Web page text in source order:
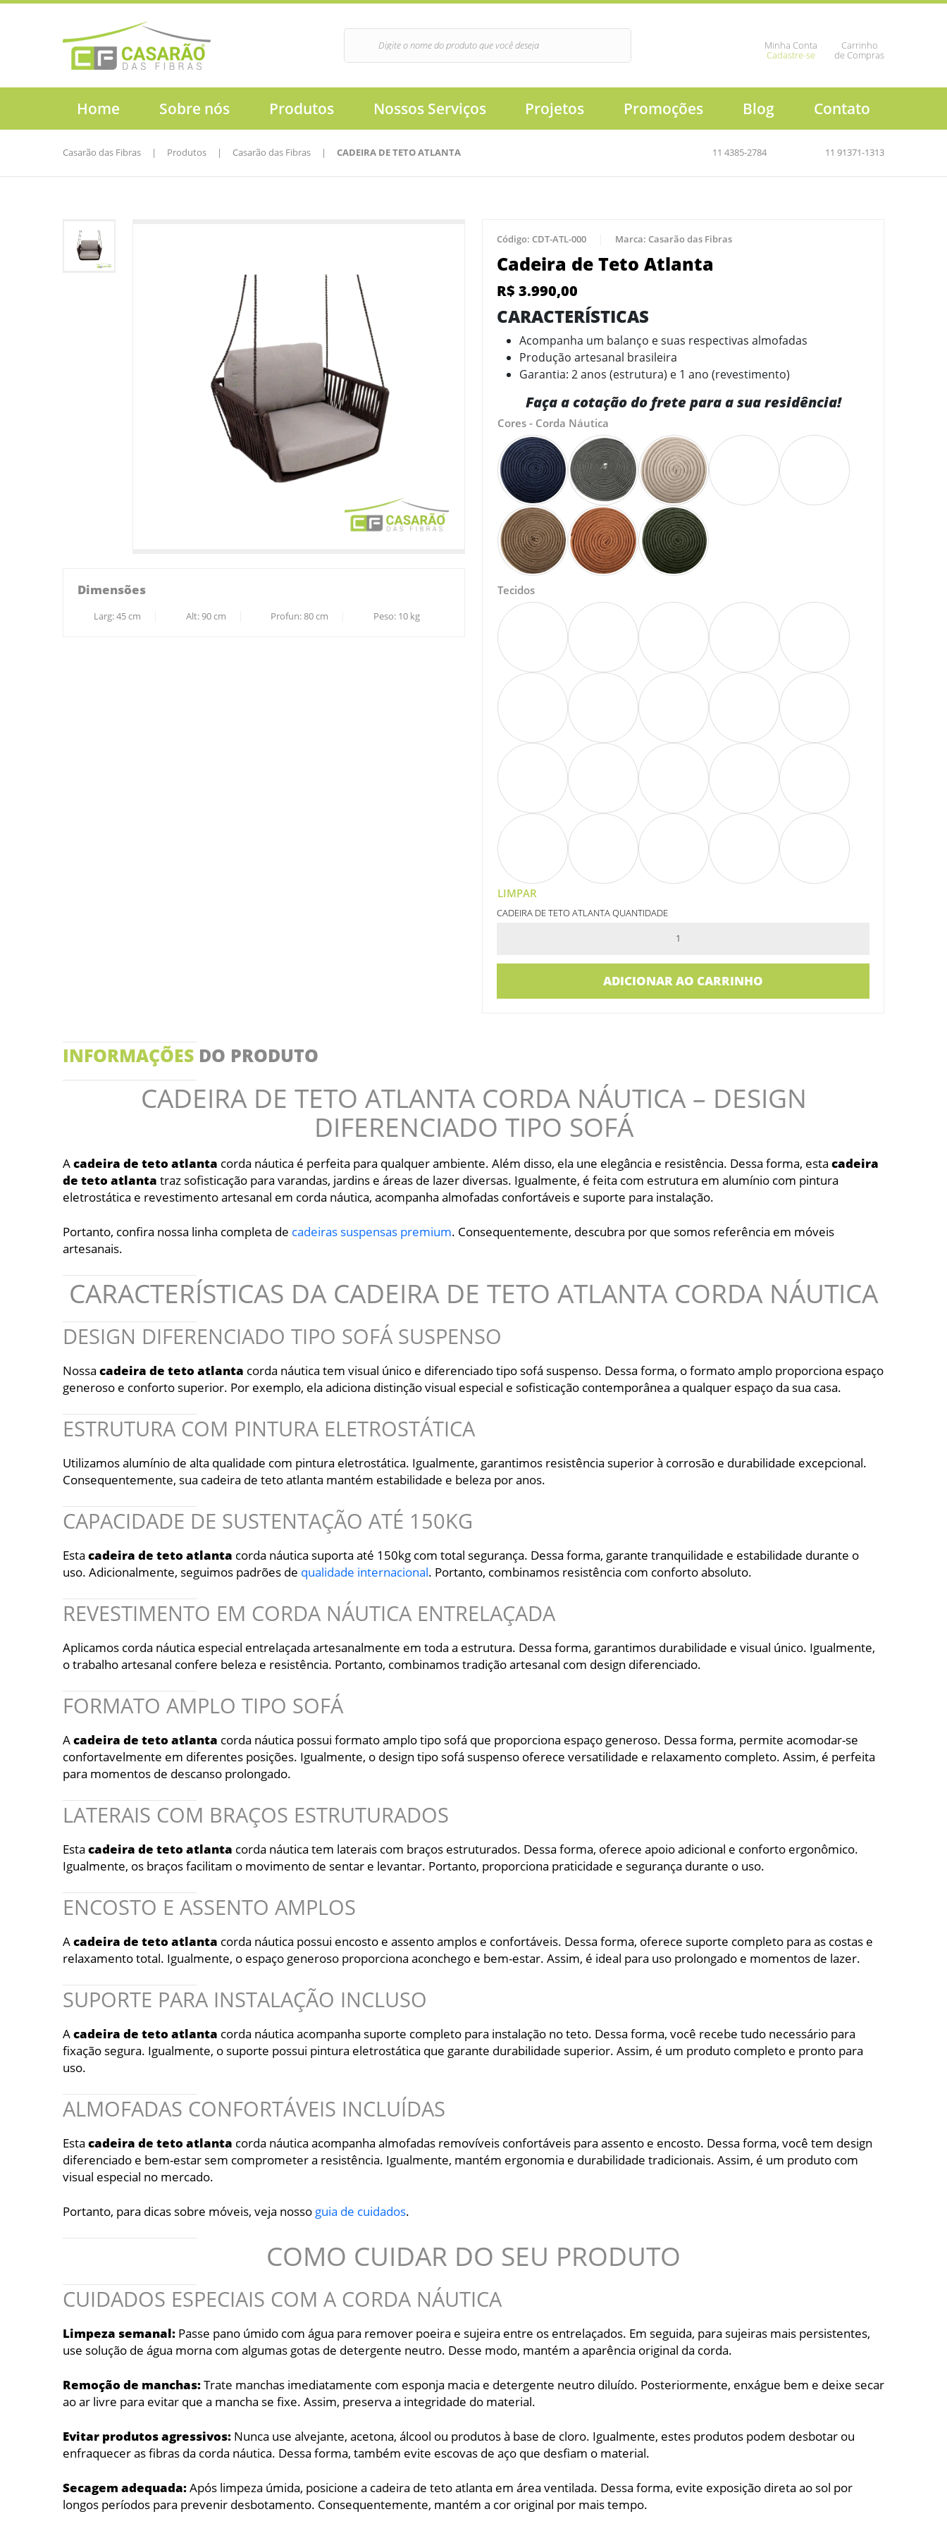
Minha Conta
Cadastre-se
Carrinho
de Compras
Home Sobre nós Produtos Nossos Serviços Projetos Promoções Blog Contato
Casarão das Fibras | Produtos | Casarão das Fibras | CADEIRA DE TETO ATLANTA 11 4385-2784 11 91371-1313
Dimensões
Larg:45cm Alt:90cm Profun:80cm Peso: 10 kg
Código: CDT-ATL-000 Marca: Casarão das Fibras
Cadeira de Teto Atlanta
R$ 3.990,00
CARACTERÍSTICAS
Acompanha um balanço e suas respectivas almofadas
Produção artesanal brasileira
Garantia: 2 anos (estrutura) e 1 ano (revestimento)
Faça a cotação do frete para a sua residência!
Cores - Corda Náutica
Tecidos
LIMPAR
CADEIRA DE TETO ATLANTA QUANTIDADE
ADICIONAR AO CARRINHO
INFORMAÇÕES DO PRODUTO
CADEIRA DE TETO ATLANTA CORDA NÁUTICA – DESIGN
DIFERENCIADO TIPO SOFÁ
Acadeira de teto atlanta corda náutica é perfeita para qualquer ambiente. Além disso, ela une elegância e resistência. Dessa forma, esta cadeira
de teto atlanta traz sofisticação para varandas, jardins e áreas de lazer diversas. Igualmente, é feita com estrutura em alumínio com pintura
eletrostática e revestimento artesanal em corda náutica, acompanha almofadas confortáveis e suporte para instalação.
Portanto, confira nossa linha completa de cadeiras suspensas premium. Consequentemente, descubra por que somos referência em móveis
artesanais.
CARACTERÍSTICAS DA CADEIRA DE TETO ATLANTA CORDA NÁUTICA
DESIGN DIFERENCIADO TIPO SOFÁ SUSPENSO
Nossa cadeira de teto atlanta corda náutica tem visual único e diferenciado tipo sofá suspenso. Dessa forma, o formato amplo proporciona espaço
generoso e conforto superior. Por exemplo, ela adiciona distinção visual especial e sofisticação contemporânea a qualquer espaço da sua casa.
ESTRUTURA COM PINTURA ELETROSTÁTICA
Utilizamos alumínio de alta qualidade com pintura eletrostática. Igualmente, garantimos resistência superior à corrosão e durabilidade excepcional.
Consequentemente, sua cadeira de teto atlanta mantém estabilidade e beleza por anos.
CAPACIDADE DE SUSTENTAÇÃO ATÉ 150KG
Esta cadeira de teto atlanta corda náutica suporta até 150kg com total segurança. Dessa forma, garante tranquilidade e estabilidade durante o
uso. Adicionalmente, seguimos padrões de qualidade internacional. Portanto, combinamos resistência com conforto absoluto.
REVESTIMENTO EM CORDA NÁUTICA ENTRELAÇADA
Aplicamos corda náutica especial entrelaçada artesanalmente em toda a estrutura. Dessa forma, garantimos durabilidade e visual único. Igualmente,
o trabalho artesanal confere beleza e resistência. Portanto, combinamos tradição artesanal com design diferenciado.
FORMATO AMPLO TIPO SOFÁ
Acadeira de teto atlanta corda náutica possui formato amplo tipo sofá que proporciona espaço generoso. Dessa forma, permite acomodar-se
confortavelmente em diferentes posições. Igualmente, o design tipo sofá suspenso oferece versatilidade e relaxamento completo. Assim, é perfeita
para momentos de descanso prolongado.
LATERAIS COM BRAÇOS ESTRUTURADOS
Esta cadeira de teto atlanta corda náutica tem laterais com braços estruturados. Dessa forma, oferece apoio adicional e conforto ergonômico.
Igualmente, os braços facilitam o movimento de sentar e levantar. Portanto, proporciona praticidade e segurança durante o uso.
ENCOSTO E ASSENTO AMPLOS
Acadeira de teto atlanta corda náutica possui encosto e assento amplos e confortáveis. Dessa forma, oferece suporte completo para as costas e
relaxamento total. Igualmente, o espaço generoso proporciona aconchego e bem-estar. Assim, é ideal para uso prolongado e momentos de lazer.
SUPORTE PARA INSTALAÇÃO INCLUSO
Acadeira de teto atlanta corda náutica acompanha suporte completo para instalação no teto. Dessa forma, você recebe tudo necessário para
fixação segura. Igualmente, o suporte possui pintura eletrostática que garante durabilidade superior. Assim, é um produto completo e pronto para
uso.
ALMOFADAS CONFORTÁVEIS INCLUÍDAS
Esta cadeira de teto atlanta corda náutica acompanha almofadas removíveis confortáveis para assento e encosto. Dessa forma, você tem design
diferenciado e bem-estar sem comprometer a resistência. Igualmente, mantém ergonomia e durabilidade tradicionais. Assim, é um produto com
visual especial no mercado.
Portanto, para dicas sobre móveis, veja nosso guia de cuidados.
COMO CUIDAR DO SEU PRODUTO
CUIDADOS ESPECIAIS COM A CORDA NÁUTICA
Limpeza semanal: Passe pano úmido com água para remover poeira e sujeira entre os entrelaçados. Em seguida, para sujeiras mais persistentes,
use solução de água morna com algumas gotas de detergente neutro. Desse modo, mantém a aparência original da corda.
Remoção de manchas:Trate manchas imediatamente com esponja macia e detergente neutro diluído. Posteriormente, enxágue bem e deixe secar
ao ar livre para evitar que a mancha se fixe. Assim, preserva a integridade do material.
Evitar produtos agressivos: Nunca use alvejante, acetona, álcool ou produtos à base de cloro. Igualmente, estes produtos podem desbotar ou
enfraquecer as fibras da corda náutica. Dessa forma, também evite escovas de aço que desfiam o material.
Secagem adequada:Após limpeza úmida, posicione a cadeira de teto atlanta em área ventilada. Dessa forma, evite exposição direta ao sol por
longos períodos para prevenir desbotamento. Consequentemente, mantém a cor original por mais tempo.